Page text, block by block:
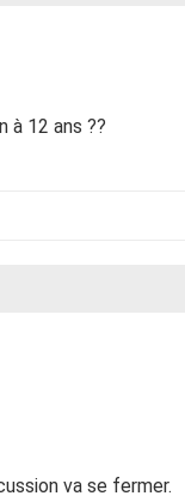
à 12 ans ??
va se fermer.